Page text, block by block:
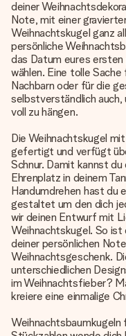
deiner
Note, mit einer
Weihnachtskugel ganz
persönliche
das Datum eures
wählen. Eine tolle
Nachbarn oder für die
selbstverständlich auch,
voll zu hängen.
Die Weihnachtskugel
gefertigt und verfügt
Schnur. Damit kannst
Ehrenplatz in deinem
Handumdrehen hast du
gestaltet um den dich
wir deinen Entwurf mit
Weihnachtskugel. So ist
deiner persönlichen
Weihnachtsgeschenk.
unterschiedlichen
im Weihnachtsfieber?
kreiere eine einmalige
Weihnachtsbaumkugeln